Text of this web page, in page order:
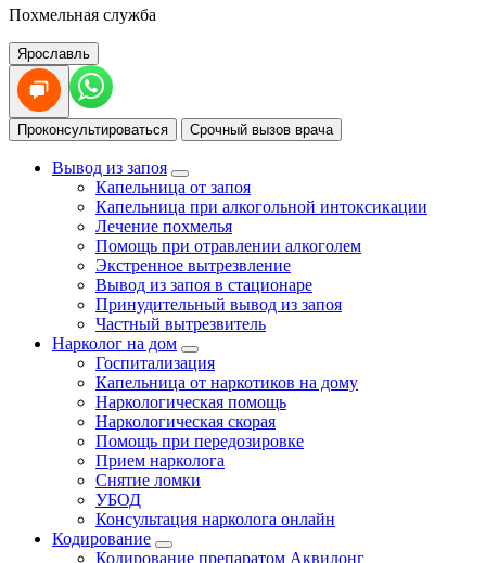
Похмельная служба
Ярославль
Проконсультироваться Срочный вызов врача
Вывод из запоя
Капельница от запоя
Капельница при алкогольной интоксикации
Лечение похмелья
Помощь при отравлении алкоголем
Экстренное вытрезвление
Вывод из запоя в стационаре
Принудительный вывод из запоя
Частный вытрезвитель
Нарколог на дом
Госпитализация
Капельница от наркотиков на дому
Наркологическая помощь
Наркологическая скорая
Помощь при передозировке
Прием нарколога
Снятие ломки
УБОД
Консультация нарколога онлайн
Кодирование
Кодирование препаратом Аквилонг